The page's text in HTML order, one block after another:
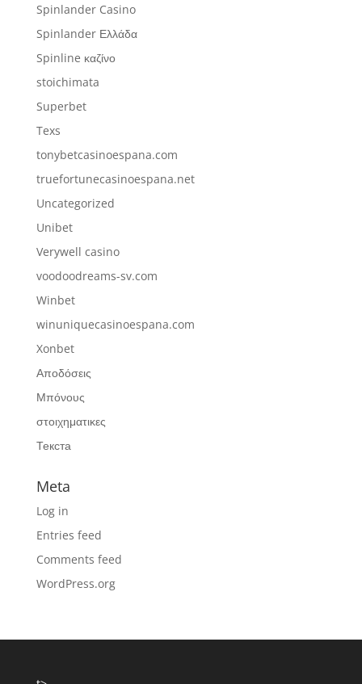
Spinlander Casino
Spinlander Ελλάδα
Spinline καζίνο
stoichimata
Superbet
Texs
tonybetcasinoespana.com
truefortunecasinoespana.net
Uncategorized
Unibet
Verywell casino
voodoodreams-sv.com
Winbet
winuniquecasinoespana.com
Xonbet
Αποδόσεις
Μπόνους
στοιχηματικες
Текста
Meta
Log in
Entries feed
Comments feed
WordPress.org